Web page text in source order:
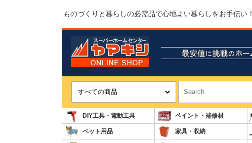
ものづくりと暮らしの必需品で心地よい暮らしをお手伝い！
DIY工具・電動工具 ペイント・補修材
ペット用品 家具・収納